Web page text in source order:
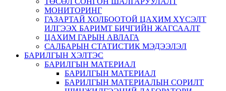
МОНИТОРИНГ
ГАЗАРТАЙ ХОЛБООТОЙ ЦАХИМ ХҮСЭЛТ
ИЛГЭЭХ БАРИМТ БИЧГИЙН ЖАГСААЛТ
ЦАХИМ ГАРЫН АВЛАГА
САЛБАРЫН СТАТИСТИК МЭДЭЭЛЭЛ
БАРИЛГЫН ХЭЛТЭС
БАРИЛГЫН МАТЕРИАЛ
БАРИЛГЫН МАТЕРИАЛ
БАРИЛГЫН МАТЕРИАЛЫН СОРИЛТ